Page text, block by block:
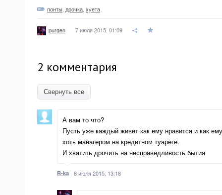
понты дрочка хуета
purgen 7 июля 2015, 01:09
2 комментария
Свернуть все
А вам то что?
Пусть уже каждый живет как ему нравится и как
хоть манагером на кредитном туареге.
И хватить дрочить на несправедливость бытия
R-ka 8 июля 2015, 13:18